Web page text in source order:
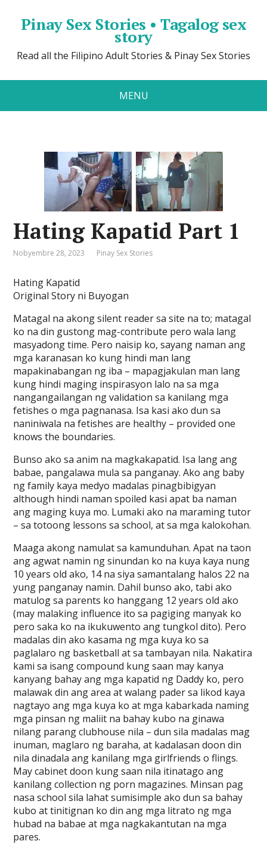
Pinay Sex Stories • Tagalog sex
story
Read all the Filipino Adult Stories & Pinay Sex Stories
MENU
Hating Kapatid Part 1
Nobyembre 28, 2023 Pinay Sex Stories
Hating Kapatid
Original Story ni Buyogan
Matagal na akong silent reader sa site na to; matagal
ko na din gustong mag-contribute pero wala lang
masyadong time. Pero naisip ko, sayang naman ang
mga karanasan ko kung hindi man lang
mapakinabangan ng iba – mapagjakulan man lang
kung hindi maging inspirasyon lalo na sa mga
nangangailangan ng validation sa kanilang mga
fetishes o mga pagnanasa. Isa kasi ako dun sa
naniniwala na fetishes are healthy – provided one
knows the boundaries.
Bunso ako sa anim na magkakapatid. Isa lang ang
babae, pangalawa mula sa panganay. Ako ang baby
ng family kaya medyo madalas pinagbibigyan
although hindi naman spoiled kasi apat ba naman
ang maging kuya mo. Lumaki ako na maraming tutor
– sa totoong lessons sa school, at sa mga kalokohan.
Maaga akong namulat sa kamunduhan. Apat na taon
ang agwat namin ng sinundan ko na kuya kaya nung
10 years old ako, 14 na siya samantalang halos 22 na
yung panganay namin. Dahil bunso ako, tabi ako
matulog sa parents ko hanggang 12 years old ako
(may malaking influence ito sa pagiging manyak ko
pero saka ko na ikukuwento ang tungkol dito). Pero
madalas din ako kasama ng mga kuya ko sa
paglalaro ng basketball at sa tambayan nila. Nakatira
kami sa isang compound kung saan may kanya
kanyang bahay ang mga kapatid ng Daddy ko, pero
malawak din ang area at walang pader sa likod kaya
nagtayo ang mga kuya ko at mga kabarkada naming
mga pinsan ng maliit na bahay kubo na ginawa
nilang parang clubhouse nila – dun sila madalas mag
inuman, maglaro ng baraha, at kadalasan doon din
nila dinadala ang kanilang mga girlfriends o flings.
May cabinet doon kung saan nila itinatago ang
kanilang collection ng porn magazines. Minsan pag
nasa school sila lahat sumisimple ako dun sa bahay
kubo at tinitignan ko din ang mga litrato ng mga
hubad na babae at mga nagkakantutan na mga
pares.